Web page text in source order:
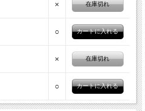
× 在庫切れ
○
× 在庫切れ
○